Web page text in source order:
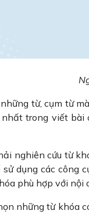
từ, cụm từ
trong viết bài
nghiên cứu từ
dụng các công
phù hợp với nội
những từ khóa